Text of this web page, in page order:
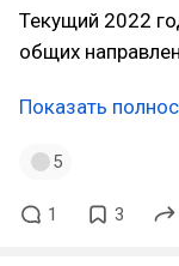
Текущий 2022
общих
Показать
5
1 3